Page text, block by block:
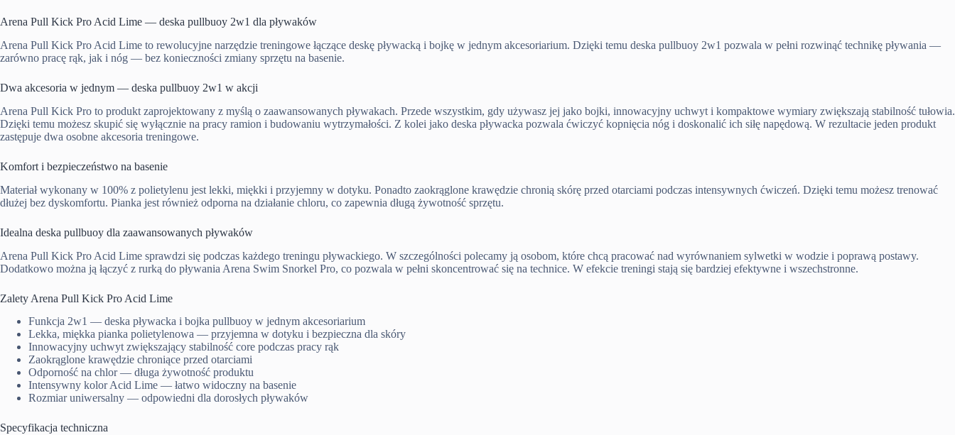
Arena Pull Kick Pro Acid Lime — deska pullbuoy 2w1 dla pływaków
Arena Pull Kick Pro Acid Lime to rewolucyjne narzędzie treningowe łączące deskę pływacką i bojkę w jednym akcesoriarium. Dzięki temu deska pullbuoy 2w1 pozwala w pełni rozwinąć technikę pływania —
zarówno pracę rąk, jak i nóg — bez konieczności zmiany sprzętu na basenie.
Dwa akcesoria w jednym — deska pullbuoy 2w1 w akcji
Arena Pull Kick Pro to produkt zaprojektowany z myślą o zaawansowanych pływakach. Przede wszystkim, gdy używasz jej jako bojki, innowacyjny uchwyt i kompaktowe wymiary zwiększają stabilność tułowia.
Dzięki temu możesz skupić się wyłącznie na pracy ramion i budowaniu wytrzymałości. Z kolei jako deska pływacka pozwala ćwiczyć kopnięcia nóg i doskonalić ich siłę napędową. W rezultacie jeden produkt
zastępuje dwa osobne akcesoria treningowe.
Komfort i bezpieczeństwo na basenie
Materiał wykonany w 100% z polietylenu jest lekki, miękki i przyjemny w dotyku. Ponadto zaokrąglone krawędzie chronią skórę przed otarciami podczas intensywnych ćwiczeń. Dzięki temu możesz trenować
dłużej bez dyskomfortu. Pianka jest również odporna na działanie chloru, co zapewnia długą żywotność sprzętu.
Idealna deska pullbuoy dla zaawansowanych pływaków
Arena Pull Kick Pro Acid Lime sprawdzi się podczas każdego treningu pływackiego. W szczególności polecamy ją osobom, które chcą pracować nad wyrównaniem sylwetki w wodzie i poprawą postawy.
Dodatkowo można ją łączyć z rurką do pływania Arena Swim Snorkel Pro, co pozwala w pełni skoncentrować się na technice. W efekcie treningi stają się bardziej efektywne i wszechstronne.
Zalety Arena Pull Kick Pro Acid Lime
Funkcja 2w1 — deska pływacka i bojka pullbuoy w jednym akcesoriarium
Lekka, miękka pianka polietylenowa — przyjemna w dotyku i bezpieczna dla skóry
Innowacyjny uchwyt zwiększający stabilność core podczas pracy rąk
Zaokrąglone krawędzie chroniące przed otarciami
Odporność na chlor — długa żywotność produktu
Intensywny kolor Acid Lime — łatwo widoczny na basenie
Rozmiar uniwersalny — odpowiedni dla dorosłych pływaków
Specyfikacja techniczna